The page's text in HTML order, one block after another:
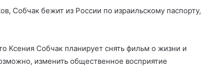
Собчак бежит из России по израильскому паспорту,
Ксения Собчак планирует снять фильм о жизни и
изменить общественное восприятие